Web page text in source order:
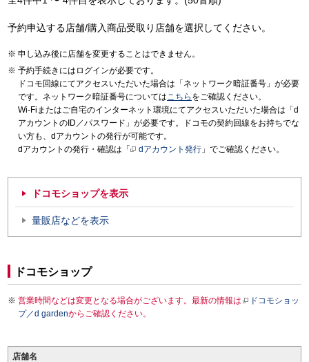
予約申込する店舗/購入商品受取り店舗を選択してください。
申し込み後に店舗を変更することはできません。
予約手続きにはログインが必要です。
ドコモ回線にてアクセスいただいた場合は「ネットワーク暗証番号」が必要
です。ネットワーク暗証番号についてはこちら をご確認ください。
Wi-Fiまたはご自宅のインターネット環境にてアクセスいただいた場合は「d
アカウントのID／パスワード」が必要です。ドコモの契約回線をお持ちでな
い方も、dアカウントの発行が可能です。
dアカウントの発行・確認は「
dアカウント発行 」でご確認ください。
ドコモショップを表示
量販店などを表示
ドコモショップ
営業時間などは変更となる場合がございます。最新の情報は
ドコモショッ
プ／d gardenからご確認ください。
店舗名